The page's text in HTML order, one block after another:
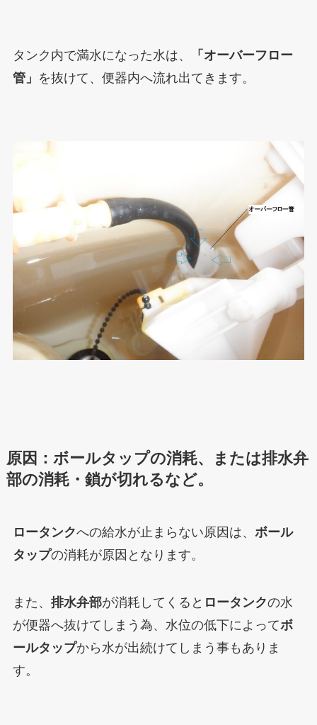
タンク内で満水になった水は、
「オーバーフロー
管」 を抜けて、便器内へ流れ出てきます。
原因：ボールタップの消耗、または排水弁
部の消耗・鎖が切れるなど。
ロータンクへの給水が止まらない原因は、 ボール
タップの消耗が原因となります。
また、 排水弁部が消耗してくると ロータンクの水
が便器へ抜けてしまう為、水位の低下によってボ
ールタップから水が出続けてしまう事もありま
す。